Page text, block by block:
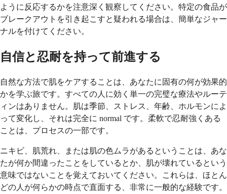
ように反応するかを注意深く観察してください。特定の食品が
ブレークアウトを引き起こすと疑われる場合は、簡単なジャー
ナルを付けてください。
自信と忍耐を持って前進する
自然な方法で肌をケアすることは、あなたに固有の何が効果的
かを学ぶ旅です。すべての人に効く単一の完璧な療法やルーテ
ィンはありません。肌は季節、ストレス、年齢、ホルモンによ
って変化し、それは完全に normal です。柔軟で忍耐強くある
ことは、プロセスの一部です。
ニキビ、肌荒れ、または肌の色ムラがあるということは、あな
たが何か間違ったことをしているとか、肌が壊れているという
意味ではないことを覚えておいてください。これらは、ほとん
どの人が何らかの時点で直面する、非常に一般的な経験です。